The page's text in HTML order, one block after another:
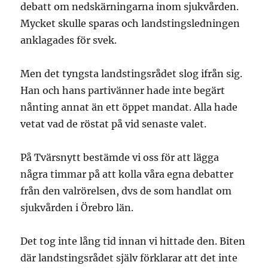
debatt om nedskärningarna inom sjukvården.
Mycket skulle sparas och landstingsledningen
anklagades för svek.
Men det tyngsta landstingsrådet slog ifrån sig.
Han och hans partivänner hade inte begärt
nånting annat än ett öppet mandat. Alla hade
vetat vad de röstat på vid senaste valet.
På Tvärsnytt bestämde vi oss för att lägga
några timmar på att kolla våra egna debatter
från den valrörelsen, dvs de som handlat om
sjukvården i Örebro län.
Det tog inte lång tid innan vi hittade den. Biten
där landstingsrådet själv förklarar att det inte